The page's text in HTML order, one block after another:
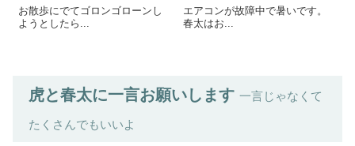
お散歩にでてゴロンゴローンし
ようとしたら...
エアコンが故障中で暑いです。
春太はお...
虎と春太に一言お願いします 一言じゃなくて
たくさんでもいいよ